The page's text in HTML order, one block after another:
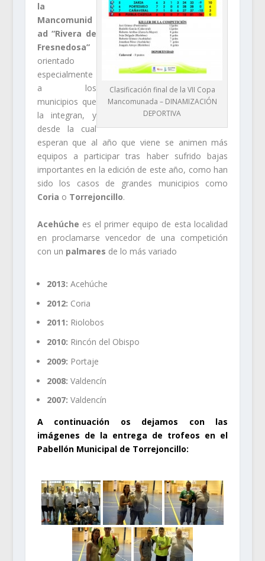
Clasificación final de la VII Copa
Mancomunada – DINAMIZACIÓN
DEPORTIVA
la
Mancomunid
ad “Rivera de
Fresnedosa”
orientado
especialmente
a los
municipios que
la integran, y
desde la cual
esperan que al año que viene se animen más
equipos a participar tras haber sufrido bajas
importantes en la edición de este año, como han
sido los casos de grandes municipios como
Coria o Torrejoncillo.
Acehúche es el primer equipo de esta localidad
en proclamarse vencedor de una competición
con un palmares de lo más variado
2013: Acehúche
2012: Coria
2011: Riolobos
2010: Rincón del Obispo
2009: Portaje
2008: Valdencín
2007: Valdencín
A continuación os dejamos con las
imágenes de la entrega de trofeos en el
Pabellón Municipal de Torrejoncillo: